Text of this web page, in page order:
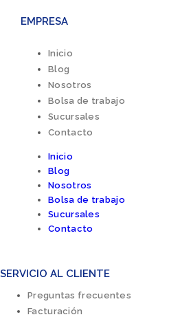
EMPRESA
Inicio
Blog
Nosotros
Bolsa de trabajo
Sucursales
Contacto
Inicio
Blog
Nosotros
Bolsa de trabajo
Sucursales
Contacto
SERVICIO AL CLIENTE
Preguntas frecuentes
Facturación